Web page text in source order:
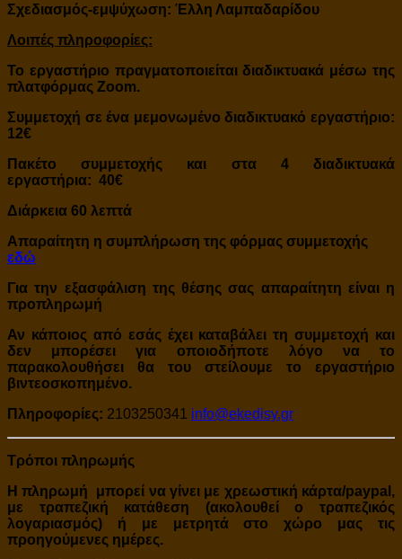
Σχεδιασμός-εμψύχωση: Έλλη Λαμπαδαρίδου
Λοιπές πληροφορίες:
To εργαστήριο πραγματοποιείται διαδικτυακά μέσω της
πλατφόρμας Zoom.
Συμμετοχή σε ένα μεμονωμένο διαδικτυακό εργαστήριο:
12€
Πακέτο συμμετοχής και στα 4 διαδικτυακά
εργαστήρια: 40€
Διάρκεια 60 λεπτά
Απαραίτητη η συμπλήρωση της φόρμας συμμετοχής
εδώ
Για την εξασφάλιση της θέσης σας απαραίτητη είναι η
προπληρωμή
Αν κάποιος από εσάς έχει καταβάλει τη συμμετοχή και
δεν μπορέσει για οποιοδήποτε λόγο να το
παρακολουθήσει θα του στείλουμε το εργαστήριο
βιντεοσκοπημένο.
Πληροφορίες: 2103250341 info@ekedisy.gr
Τρόποι πληρωμής
Η πληρωμή μπορεί να γίνει με χρεωστική κάρτα/paypal,
με τραπεζική κατάθεση (ακολουθεί ο τραπεζικός
λογαριασμός) ή με μετρητά στο χώρο μας τις
προηγούμενες ημέρες.